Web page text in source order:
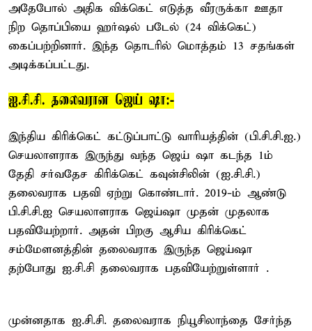
அதேபோல் அதிக விக்கெட் எடுத்த வீரருக்கா ஊதா
நிற தொப்பியை ஹர்ஷல் படேல் (24 விக்கெட்)
கைப்பற்றினார். இந்த தொடரில் மொத்தம் 13 சதங்கள்
அடிக்கப்பட்டது.
ஐ.சி.சி. தலைவரான ஜெய் ஷா:-
இந்திய கிரிக்கெட் கட்டுப்பாட்டு வாரியத்தின் (பி.சி.சி.ஐ.)
செயலாளராக இருந்து வந்த ஜெய் ஷா கடந்த 1ம்
தேதி சர்வதேச கிரிக்கெட் கவுன்சிலின் (ஐ.சி.சி.)
தலைவராக பதவி ஏற்று கொண்டார். 2019-ம் ஆண்டு
பி.சி.சி.ஐ செயலாளராக ஜெய்ஷா முதன் முதலாக
பதவியேற்றார். அதன் பிறகு ஆசிய கிரிக்கெட்
சம்மேளனத்தின் தலைவராக இருந்த ஜெய்ஷா
தற்போது ஐ.சி.சி தலைவராக பதவியேற்றுள்ளார் .
முன்னதாக ஐ.சி.சி. தலைவராக நியூசிலாந்தை சேர்ந்த